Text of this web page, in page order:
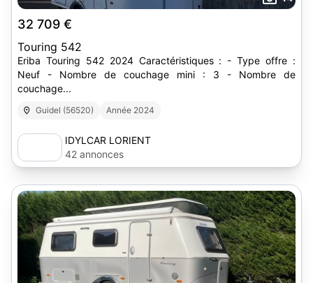
32 709 €
Touring 542
Eriba Touring 542 2024 Caractéristiques : - Type offre :
Neuf - Nombre de couchage mini : 3 - Nombre de
couchage...
Guidel (56520) Année 2024
IDYLCAR LORIENT
42 annonces